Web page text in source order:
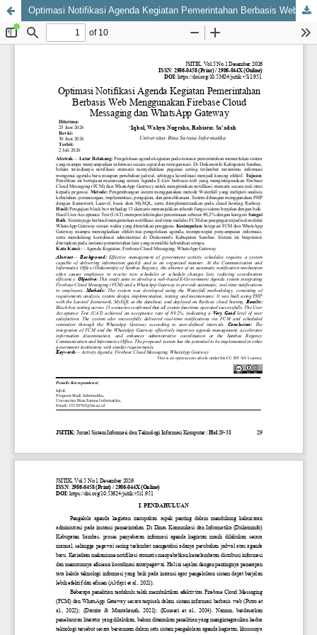
Optimasi Notifikasi Agenda Kegiatan Pemerintahan Berbasis Web Menggunakan Firebase Cloud Messaging dan WhatsApp Gateway